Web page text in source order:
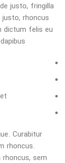
justo, fringilla
rhoncus
dictum felis eu
Curabitur
rhoncus.
sem